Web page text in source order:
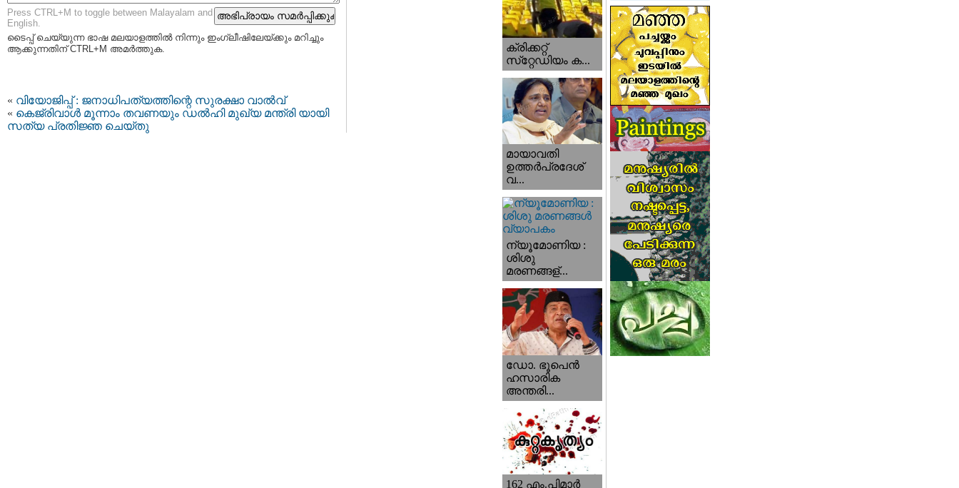
Press CTRL+M to toggle between Malayalam and
English.
ടൈപ്പ്‌ ചെയ്യുന്ന ഭാഷ മലയാളത്തില്‍ നിന്നും ഇംഗ്ലീഷിലേയ്ക്കും മറിച്ചും
ആക്കുന്നതിന് CTRL+M അമര്‍ത്തുക.
« വിയോജിപ്പ് : ജനാധിപത്യത്തിന്റെ സുരക്ഷാ വാൽവ്
« കെജ്‌രിവാള്‍ മൂന്നാം തവണയും ഡല്‍ഹി മുഖ്യ മന്ത്രി യായി
സത്യ പ്രതിജ്ഞ ചെയ്തു
ക്രിക്കറ്റ്
സ്‌റ്റേഡിയം ക...
മായാവതി
ഉത്തര്‍പ്രദേശ്‌
വ...
ന്യൂമോണിയ :
ശിശു
മരണങ്ങള്...
ഡോ. ഭൂപെന്‍
ഹസാരിക
അന്തരി...
162 എം.പിമാര്‍